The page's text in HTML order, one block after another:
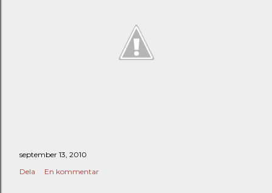
september 13, 2010
Dela
En kommentar